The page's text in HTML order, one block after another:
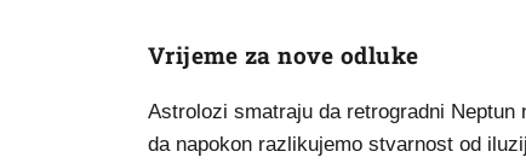
Vrijeme za nove odluke
Astrolozi smatraju da retrogradni
da napokon razlikujemo stvarnost od